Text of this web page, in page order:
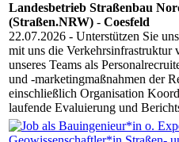
Landesbetrieb Straßenbau
(Straßen.NRW) - Coesfeld
22.07.2026 - Unterstützen Sie
mit uns die Verkehrsinfrastruktur
unseres Teams als
und -marketingmaßnahmen der
einschließlich Organisation
laufende Evaluierung und